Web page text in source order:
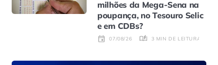
milhões da Mega-Sena na
poupança, no Tesouro Selic
e em CDBs?
07/08/26 3 MIN DE LEITURA